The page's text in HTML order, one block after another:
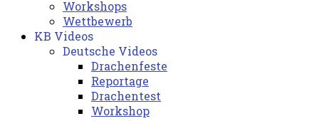
Workshops
Wettbewerb
KB Videos
Deutsche Videos
Drachenfeste
Reportage
Drachentest
Workshop